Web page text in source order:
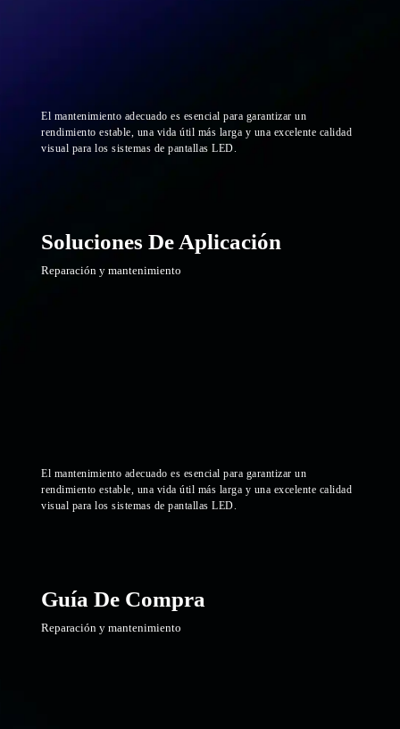
El mantenimiento adecuado es esencial para garantizar un
rendimiento estable, una vida útil más larga y una excelente calidad
visual para los sistemas de pantallas LED.
Soluciones De Aplicación
Reparación y mantenimiento
El mantenimiento adecuado es esencial para garantizar un
rendimiento estable, una vida útil más larga y una excelente calidad
visual para los sistemas de pantallas LED.
Guía De Compra
Reparación y mantenimiento